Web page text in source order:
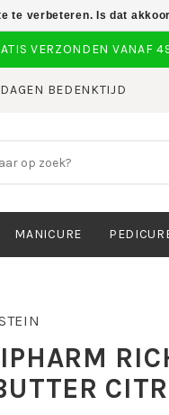
BEDENKTIJD
MANICURE
te verbeteren. Is dat